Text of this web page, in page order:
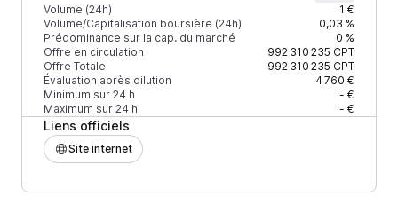
Volume (24h)
1 €
Volume/Capitalisation boursière (24h)
0,03 %
Prédominance sur la cap. du marché
0 %
Offre en circulation
992 310 235 CPT
Offre Totale
992 310 235 CPT
Évaluation après dilution
4 760 €
Minimum sur 24 h
- €
Maximum sur 24 h
- €
Liens officiels
Site internet